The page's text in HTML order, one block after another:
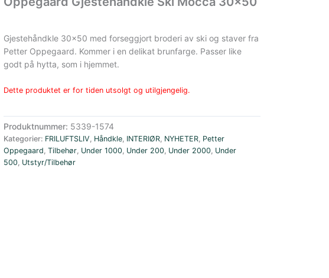
Gjestehåndkle 30×50 med forseggjort broderi av ski og staver fra
Petter Oppegaard. Kommer i en delikat brunfarge. Passer like
godt på hytta, som i hjemmet.
Dette produktet er for tiden utsolgt og utilgjengelig.
Produktnummer: 5339-1574
Kategorier: FRILUFTSLIV, Håndkle, INTERIØR, NYHETER, Petter
Oppegaard, Tilbehør, Under 1000, Under 200, Under 2000, Under
500, Utstyr/Tilbehør